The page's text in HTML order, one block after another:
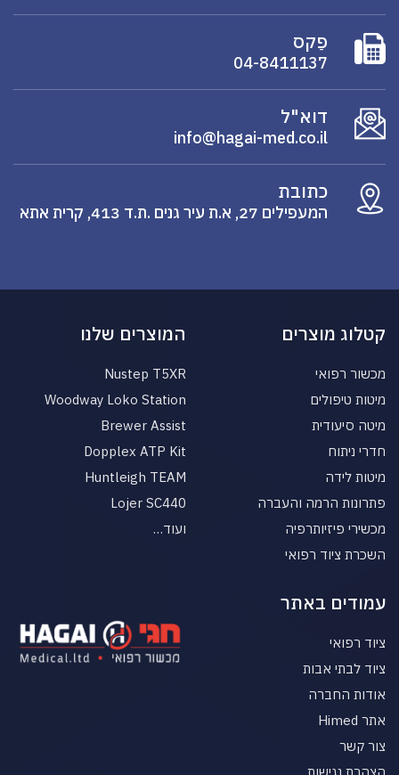
פַקס
04-8411137
דוא"ל
info@hagai-med.co.il
כתובת
המעפילים 27, א.ת עיר גנים .ת.ד 413, קרית אתא
קטלוג מוצרים
מכשור רפואי
מיטות טיפולים
מיטה סיעודית
חדרי ניתוח
מיטות לידה
פתרונות הרמה והעברה
מכשירי פיזיותרפיה
השכרת ציוד רפואי
המוצרים שלנו
Nustep T5XR
Woodway Loko Station
Brewer Assist
Dopplex ATP Kit
Huntleigh TEAM
Lojer SC440
ועוד…
עמודים באתר
ציוד רפואי
ציוד לבתי אבות
אודות החברה
אתר Himed
צור קשר